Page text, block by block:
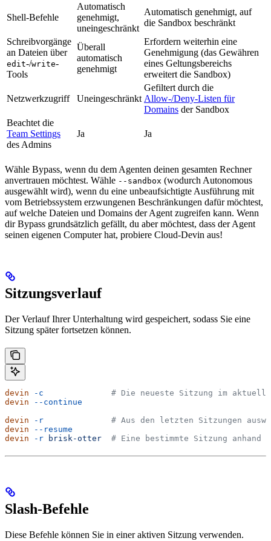
Shell-Befehle
Automatisch
genehmigt,
uneingeschränkt
Automatisch genehmigt, auf
die Sandbox beschränkt
Schreibvorgänge
an Dateien über
edit-/write-
Tools
Überall
automatisch
genehmigt
Erfordern weiterhin eine
Genehmigung (das Gewähren
eines Geltungsbereichs
erweitert die Sandbox)
Netzwerkzugriff Uneingeschränkt
Gefiltert durch die
Allow-/Deny-Listen für
Domains der Sandbox
Beachtet die
Team Settings
des Admins
Ja Ja
Wähle Bypass, wenn du dem Agenten deinen gesamten Rechner
anvertrauen möchtest. Wähle --sandbox (wodurch Autonomous
ausgewählt wird), wenn du eine unbeaufsichtigte Ausführung mit
vom Betriebssystem erzwungenen Beschränkungen dafür möchtest,
auf welche Dateien und Domains der Agent zugreifen kann. Wenn
dir Bypass grundsätzlich gefällt, du aber möchtest, dass der Agent
seinen eigenen Computer hat, probiere Cloud-Devin aus!
Sitzungsverlauf
Der Verlauf Ihrer Unterhaltung wird gespeichert, sodass Sie eine
Sitzung später fortsetzen können.
devin -c
# Die neueste Sitzung im
devin --continue
devin -r
# Aus den letzten Sitzungen
devin --resume
devin -r brisk-otter
# Eine bestimmte Sitzung anhand
Slash-Befehle
Diese Befehle können Sie in einer aktiven Sitzung verwenden.